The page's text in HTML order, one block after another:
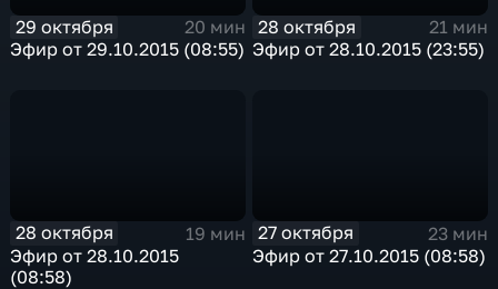
29 октября
20 мин
Эфир от 29.10.2015 (08:55)
28 октября
21 мин
Эфир от 28.10.2015 (23:55)
28 октября
19 мин
Эфир от 28.10.2015
(08:58)
27 октября
23 мин
Эфир от 27.10.2015 (08:58)